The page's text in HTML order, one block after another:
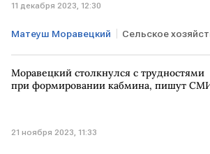
11 декабря 2023, 12:30
Матеуш Моравецкий Сельское
Экономика В мире УКРАИНА
ЕС ПОЛЬША Киев
Моравецкий столкнулся с трудностями
при формировании кабмина, пишут
21 ноября 2023, 11:33